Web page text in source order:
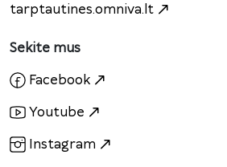
tarptautines.omniva.lt
Sekite mus
Facebook
Youtube
Instagram